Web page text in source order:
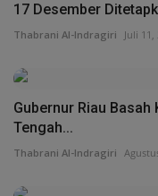
17 Desember
Thabrani Al-Indragiri Juli 11,
Gubernur Riau Basah
Tengah...
Thabrani Al-Indragiri